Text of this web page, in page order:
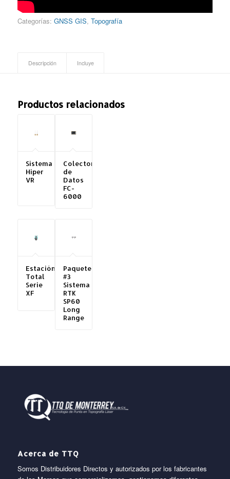
Categorías: GNSS GIS, Topografía
Descripción Incluye
Productos relacionados
Sistema
Hiper
VR
Colectora
de
Datos
FC-
6000
Estación
Total
Serie
XF
Paquete
#3
Sistema
RTK
SP60
Long
Range
Acerca de TTQ
Somos Distribuidores Directos y autorizados por los fabricantes